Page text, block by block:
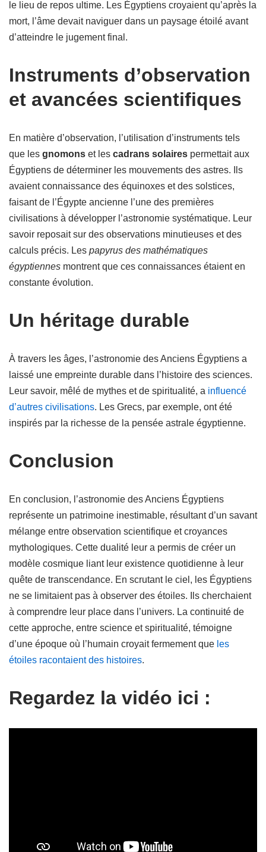
le lieu de repos ultime. Les Égyptiens croyaient qu’après la
mort, l’âme devait naviguer dans un paysage étoilé avant
d’atteindre le jugement final.
Instruments d’observation
et avancées scientifiques
En matière d’observation, l’utilisation d’instruments tels
que les gnomons et les cadrans solaires permettait aux
Égyptiens de déterminer les mouvements des astres. Ils
avaient connaissance des équinoxes et des solstices,
faisant de l’Égypte ancienne l’une des premières
civilisations à développer l’astronomie systématique. Leur
savoir reposait sur des observations minutieuses et des
calculs précis. Les papyrus des mathématiques
égyptiennes montrent que ces connaissances étaient en
constante évolution.
Un héritage durable
À travers les âges, l’astronomie des Anciens Égyptiens a
laissé une empreinte durable dans l’histoire des sciences.
Leur savoir, mêlé de mythes et de spiritualité, a influencé
d’autres civilisations. Les Grecs, par exemple, ont été
inspirés par la richesse de la pensée astrale égyptienne.
Conclusion
En conclusion, l’astronomie des Anciens Égyptiens
représente un patrimoine inestimable, résultant d’un savant
mélange entre observation scientifique et croyances
mythologiques. Cette dualité leur a permis de créer un
modèle cosmique liant leur existence quotidienne à leur
quête de transcendance. En scrutant le ciel, les Égyptiens
ne se limitaient pas à observer des étoiles. Ils cherchaient
à comprendre leur place dans l’univers. La continuité de
cette approche, entre science et spiritualité, témoigne
d’une époque où l’humain croyait fermement que les
étoiles racontaient des histoires.
Regardez la vidéo ici :